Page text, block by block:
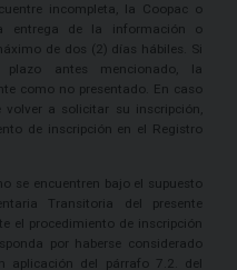
incompleta, la Coopac o
entrega de la información o
de dos (2) días hábiles. Si
antes mencionado, la
como no presentado. En caso
a solicitar su inscripción,
de inscripción en el Registro
se encuentren bajo el supuesto
Transitoria del presente
el procedimiento de inscripción
por haberse considerado
aplicación del párrafo 7.2. del